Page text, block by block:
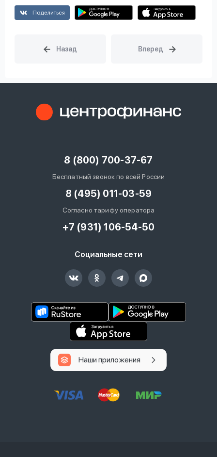
Поделиться
8 (800) 700-37-67
Бесплатный звонок по всей России
8 (495) 011-03-59
Согласно тарифу оператора
+7 (931) 106-54-50
Социальные сети
Наши приложения